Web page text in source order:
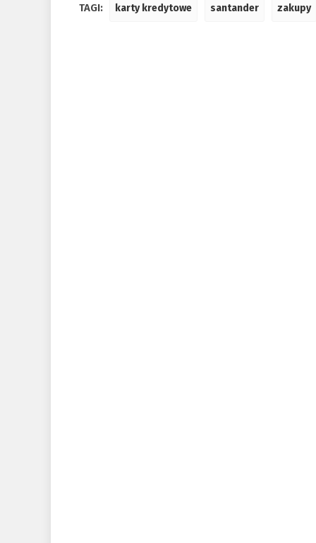
TAGI: karty kredytowe santander zakupy